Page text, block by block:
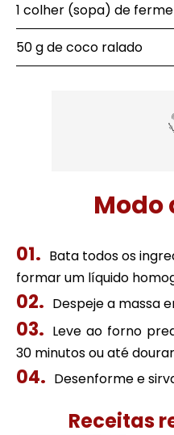
1 colher (sopa) de
50 g de coco ralado
Modo
Bata todos os
formar um líquido
Despeje a massa
Leve ao forno
30 minutos ou até
Desenforme e
Receitas